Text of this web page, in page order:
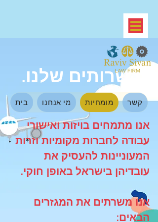
השרותים שלנו.
בית מי אנחנו מומחיות קשר
אנו מתמחים בויזות ואישורי
עבודה לחברות מקומיות וזרות
המעוניינות להעסיק את
עובדיהן בישראל באופן חוקי.
אנו משרתים את המגזרים
הבאים: